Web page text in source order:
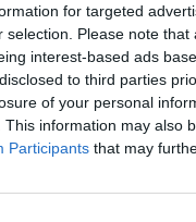
for targeted
selection. Please note
interest-based ads
to third parties
of your personal
This information may also
Participants that may
benne, hogy még
Őt nem úgy nevelték,
hogy szereted azt a
az ujjadon!
meg, hiába ment